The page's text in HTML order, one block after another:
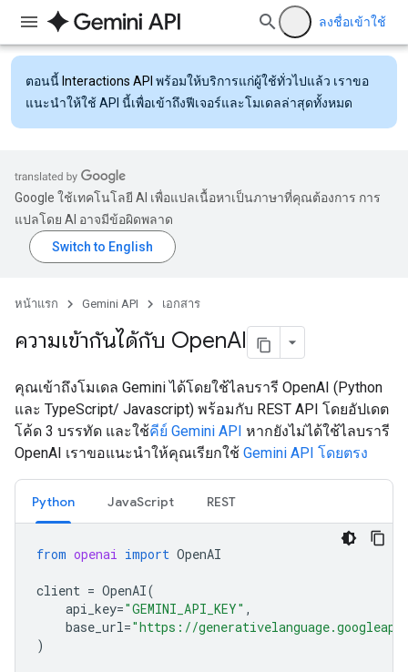
ลงชื่อเข้าใช้
ตอนนี้ Interactions API พร้อมให้บริการแก่ผู้ใช้ทั่วไปแล้ว เราขอ
แนะนำให้ใช้ API นี้เพื่อเข้าถึงฟีเจอร์และโมเดลล่าสุดทั้งหมด
Google ใช้เทคโนโลยี AI เพื่อแปลเนื้อหาเป็นภาษาที่คุณต้องการ การ
แปลโดย AI อาจมีข้อผิดพลาด
หน้าแรก Gemini API เอกสาร
ความเข้ากันได้กับ OpenAI
คุณเข้าถึงโมเดล Gemini ได้โดยใช้ไลบรารี OpenAI (Python
และ TypeScript/ Javascript) พร้อมกับ REST API โดยอัปเดต
โค้ด 3 บรรทัด และใช้คีย์ Gemini API หากยังไม่ได้ใช้ไลบรารี
OpenAI เราขอแนะนำให้คุณเรียกใช้ Gemini API โดยตรง
Python JavaScript REST
from openai import OpenAI
client = OpenAI(
api_key="GEMINI_API_KEY" ,
base_url="https://
)